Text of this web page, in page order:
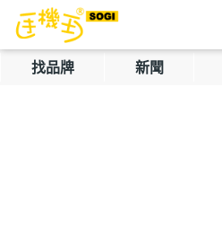
找品牌 新聞